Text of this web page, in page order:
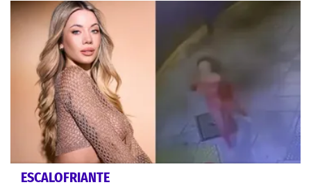
ESCALOFRIANTE